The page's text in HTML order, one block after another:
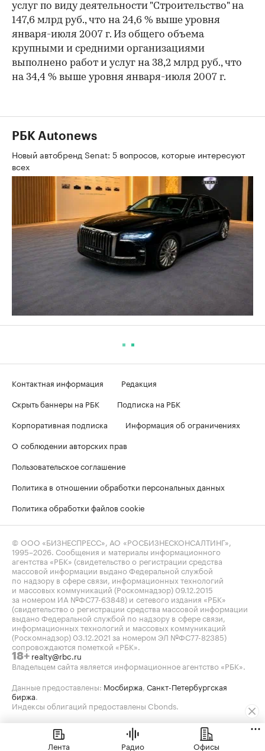
услуг по виду деятельности "Строительство" на
147,6 млрд руб., что на 24,6 % выше уровня
января-июля 2007 г. Из общего объема
крупными и средними организациями
выполнено работ и услуг на 38,2 млрд руб., что
на 34,4 % выше уровня января-июля 2007 г.
РБК Autonews
Новый автобренд Senat: 5 вопросов, которые интересуют
всех
Контактная информация
Редакция
Скрыть баннеры на РБК
Подписка на РБК
Корпоративная подписка
Информация об ограничениях
О соблюдении авторских прав
Пользовательское соглашение
Политика в отношении обработки персональных данных
Политика обработки файлов cookie
© ООО «БИЗНЕСПРЕСС», АО «РОСБИЗНЕСКОНСАЛТИНГ»,
1995–2026. Сообщения и материалы информационного
агентства «РБК» (свидетельство о регистрации средства
массовой информации выдано Федеральной службой
по надзору в сфере связи, информационных технологий
и массовых коммуникаций (Роскомнадзор) 09.12.2015
за номером ИА №ФС77-63848) и сетевого издания «РБК»
(свидетельство о регистрации средства массовой информации
выдано Федеральной службой по надзору в сфере связи,
информационных технологий и массовых коммуникаций
(Роскомнадзор) 03.12.2021 за номером ЭЛ №ФС77-82385)
сопровождаются пометкой «РБК».
18+ realty@rbc.ru
Владельцем сайта является информационное агентство «РБК».
Данные предоставлены: Мосбиржа, Санкт-Петербургская
биржа.
Индексы облигаций предоставлены Cbonds.
Лента Радио Офисы